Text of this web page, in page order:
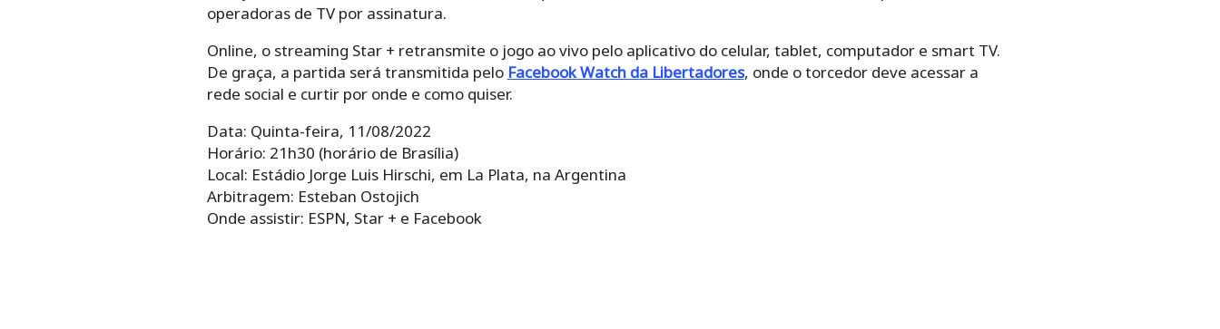
operadoras de TV por assinatura.
Online, o streaming Star + retransmite o jogo ao vivo pelo aplicativo do celular, tablet, computador e smart TV.
De graça, a partida será transmitida pelo Facebook Watch da Libertadores, onde o torcedor deve acessar a
rede social e curtir por onde e como quiser.
Data: Quinta-feira, 11/08/2022
Horário: 21h30 (horário de Brasília)
Local: Estádio Jorge Luis Hirschi, em La Plata, na Argentina
Arbitragem: Esteban Ostojich
Onde assistir: ESPN, Star + e Facebook